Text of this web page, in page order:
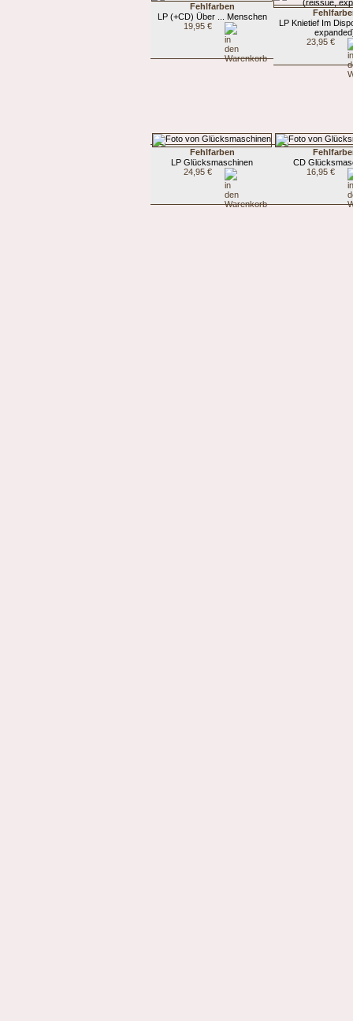
Fehlfarben
LP (+CD) Über ... Menschen
19,95 €
LP Knietief Im
23,95 €
Fehlfarben
LP Glücksmaschinen
24,95 €
CD
16,95 €